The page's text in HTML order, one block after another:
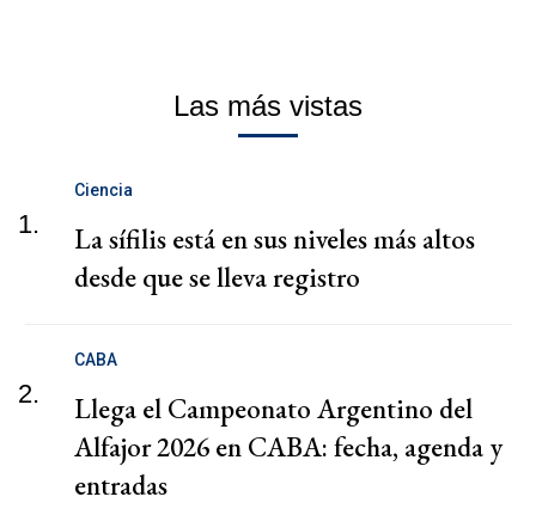
Las más vistas
1.
Ciencia
La sífilis está en sus niveles más altos
desde que se lleva registro
2.
CABA
Llega el Campeonato Argentino del
Alfajor 2026 en CABA: fecha, agenda y
entradas